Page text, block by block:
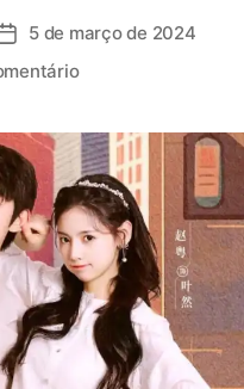
D
d
e
p
u
b
c
a
ç
5 de março de 2024
e
N
o
H
a
n
d
s
o